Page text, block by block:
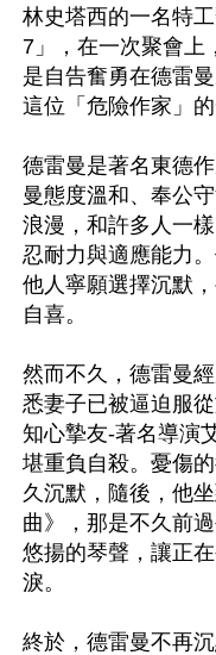
林史塔西的一名特
7」，在一次聚會上
是自告奮勇在德雷
這位「危險作家」的
德雷曼是著名東德
曼態度溫和、奉公
浪漫，和許多人一
忍耐力與適應能力
他人寧願選擇沉默
自喜。
然而不久，德雷曼
悉妻子已被逼迫服
知心摯友-著名導演
堪重負自殺。憂傷
久沉默，隨後，他
曲》，那是不久前
悠揚的琴聲，讓正
淚。
終於，德雷曼不再